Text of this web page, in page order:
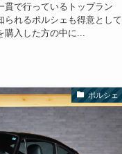
貫で行っているトップラン
られるポルシェも得意として
入した方の中に...
ポルシェ